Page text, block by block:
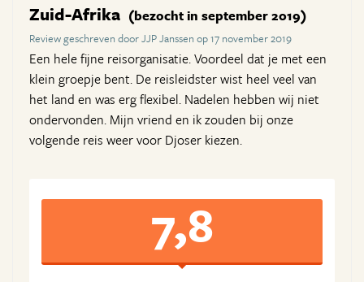
Zuid-Afrika (bezocht in september 2019)
Review geschreven door JJP Janssen op 17 november 2019
Een hele fijne reisorganisatie. Voordeel dat je met een
klein groepje bent. De reisleidster wist heel veel van
het land en was erg flexibel. Nadelen hebben wij niet
ondervonden. Mijn vriend en ik zouden bij onze
volgende reis weer voor Djoser kiezen.
7,8